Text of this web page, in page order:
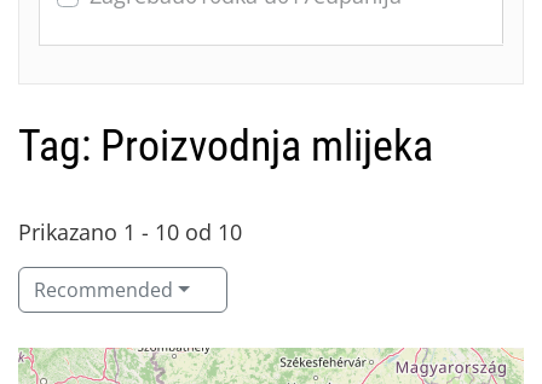
Tag: Proizvodnja mlijeka
Prikazano 1 - 10 od 10
Recommended